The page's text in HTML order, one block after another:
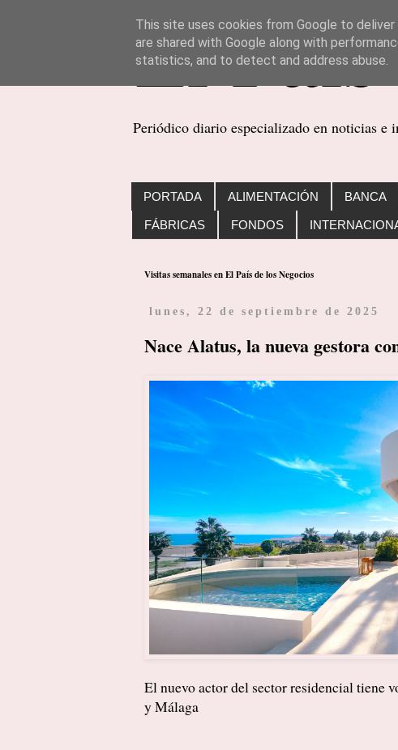
Periódico diario especializado en noticias e
PORTADA ALIMENTACIÓN BANCA
FÁBRICAS FONDOS
Visitas semanales en El País de los Negocios
lunes, 22 de septiembre de 2025
Nace Alatus, la nueva gestora
El nuevo actor del sector residencial tiene
y Málaga
This site uses cookies from Google to
are shared with Google along with
statistics, and to detect and address abuse.